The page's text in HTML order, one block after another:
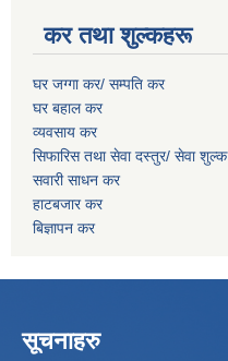
कर तथा शुल्कहरू
घर जग्गा कर/ सम्पति कर
घर बहाल कर
व्यवसाय कर
सिफारिस तथा सेवा दस्तुर/ सेवा शुल्क
सवारी साधन कर
हाटबजार कर
बिज्ञापन कर
सूचनाहरु